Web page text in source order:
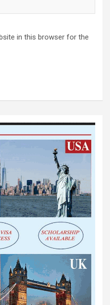
in this browser for the